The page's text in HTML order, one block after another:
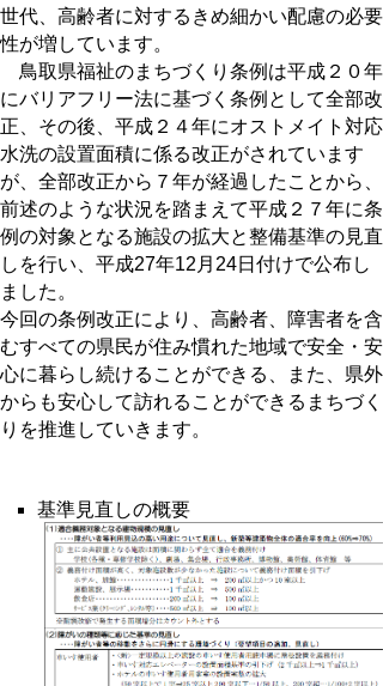
世代、高齢者に対するきめ細かい配慮の必要
性が増しています。
鳥取県福祉のまちづくり条例は平成２０年
にバリアフリー法に基づく条例として全部改
正、その後、平成２４年にオストメイト対応
水洗の設置面積に係る改正がされています
が、全部改正から７年が経過したことから、
前述のような状況を踏まえて平成２７年に条
例の対象となる施設の拡大と整備基準の見直
しを行い、平成27年12月24日付けで公布し
ました。
今回の条例改正により、高齢者、障害者を含
むすべての県民が住み慣れた地域で安全・安
心に暮らし続けることができる、また、県外
からも安心して訪れることができるまちづく
りを推進していきます。
基準見直しの概要